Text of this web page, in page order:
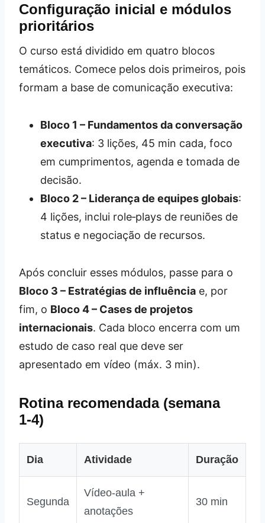
Configuração inicial e módulos
prioritários
O curso está dividido em quatro blocos
temáticos. Comece pelos dois primeiros, pois
formam a base de comunicação executiva:
Bloco 1 – Fundamentos da conversação
executiva: 3 lições, 45 min cada, foco
em cumprimentos, agenda e tomada de
decisão.
Bloco 2 – Liderança de equipes globais:
4 lições, inclui role‑plays de reuniões de
status e negociação de recursos.
Após concluir esses módulos, passe para o
Bloco 3 – Estratégias de influência e, por
fim, o Bloco 4 – Cases de projetos
internacionais. Cada bloco encerra com um
estudo de caso real que deve ser
apresentado em vídeo (máx. 3 min).
Rotina recomendada (semana
1‑4)
Dia Atividade Duração
Segunda
Vídeo‑aula +
anotações
30 min